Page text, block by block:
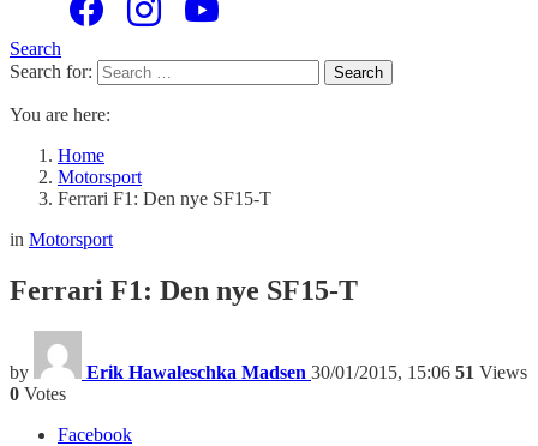
Search
Search for:
Search
You are here:
Home
Motorsport
Ferrari F1: Den nye SF15-T
in Motorsport
Ferrari F1: Den nye SF15-T
by Erik Hawaleschka Madsen 30/01/2015, 15:06 51 Views
0 Votes
Facebook